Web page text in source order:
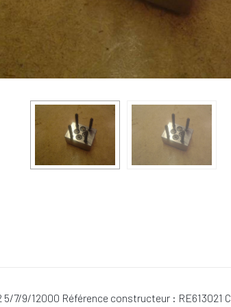
5/7/9/12000 Référence constructeur : RE613021